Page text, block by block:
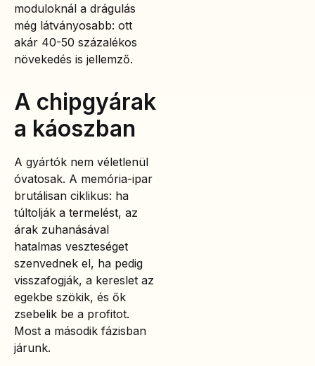
moduloknál a drágulás
még látványosabb: ott
akár 40-50 százalékos
növekedés is jellemző.
A chipgyárak
a káoszban
A gyártók nem véletlenül
óvatosak. A memória-ipar
brutálisan ciklikus: ha
túltolják a termelést, az
árak zuhanásával
hatalmas veszteséget
szenvednek el, ha pedig
visszafogják, a kereslet az
egekbe szökik, és ők
zsebelik be a profitot.
Most a második fázisban
járunk.